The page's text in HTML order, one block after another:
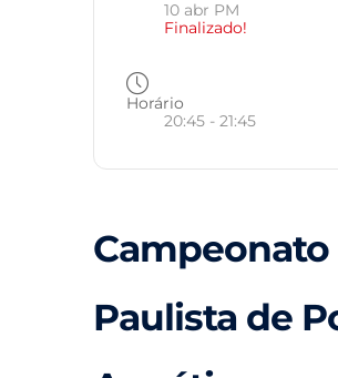
10 abr PM
Finalizado!
Horário
20:45 - 21:45
Campeonato
Paulista de